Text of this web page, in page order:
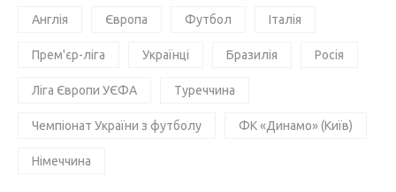
Англія Європа Футбол Італія
Прем'єр-ліга Українці Бразилія Росія
Ліга Європи УЄФА Туреччина
Чемпіонат України з футболу ФК «Динамо» (Київ)
Німеччина